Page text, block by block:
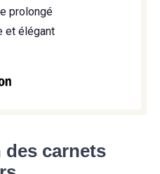
prolongé
et élégant
carnets